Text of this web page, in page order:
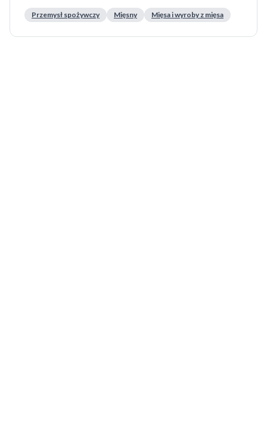
Przemysł spożywczy Mięsny Mięsa i wyroby z mięsa